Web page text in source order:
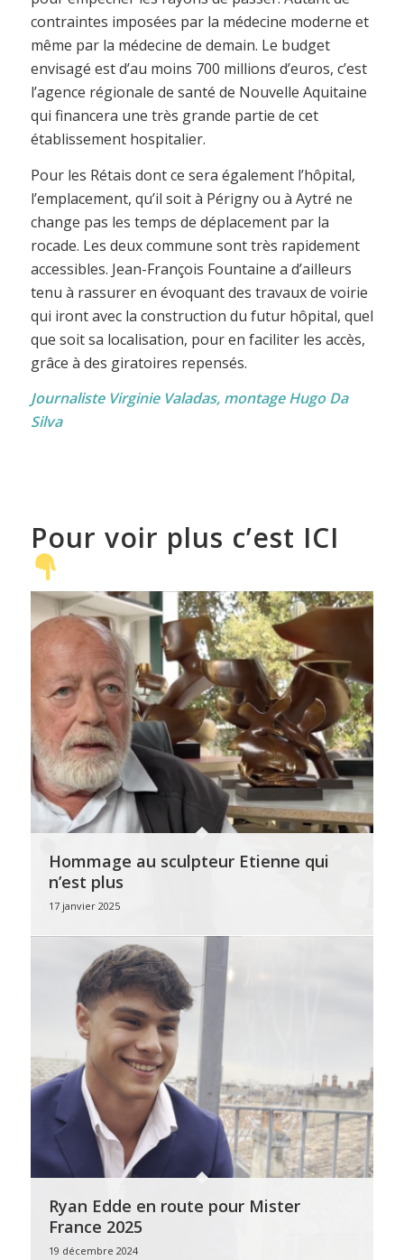
contraintes imposées par la médecine moderne et
même par la médecine de demain. Le budget
envisagé est d’au moins 700 millions d’euros, c’est
l’agence régionale de santé de Nouvelle Aquitaine
qui financera une très grande partie de cet
établissement hospitalier.
Pour les Rétais dont ce sera également l’hôpital,
l’emplacement, qu’il soit à Périgny ou à Aytré ne
change pas les temps de déplacement par la
rocade. Les deux commune sont très rapidement
accessibles. Jean-François Fountaine a d’ailleurs
tenu à rassurer en évoquant des travaux de voirie
qui iront avec la construction du futur hôpital, quel
que soit sa localisation, pour en faciliter les accès,
grâce à des giratoires repensés.
Journaliste Virginie Valadas, montage Hugo Da
Silva
Pour voir plus c’est ICI
Hommage au sculpteur Etienne qui
n’est plus
17 janvier 2025
Ryan Edde en route pour Mister
France 2025
19 décembre 2024